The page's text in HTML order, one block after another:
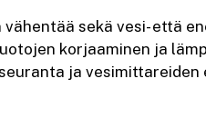
sekä vesi- että
korjaaminen ja
ja